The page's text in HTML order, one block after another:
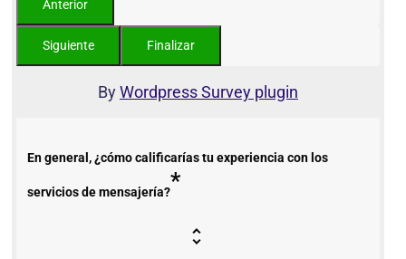
ByWordpress Survey plugin
En general, ¿cómo calificarías tu experiencia con los
servicios de mensajería?*